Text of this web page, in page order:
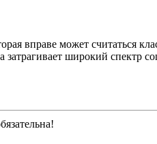
вправе может считаться
широкий спектр